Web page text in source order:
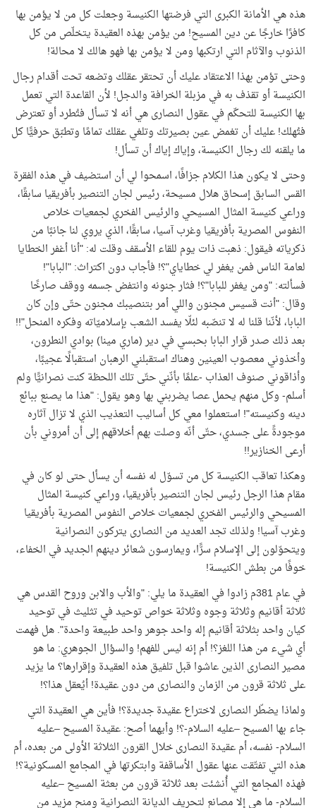
هذه هي الأمانة الكبرى التي فرضتها الكنيسة وجعلت كل من لا يؤمن بها
كافرًا خارجًا عن دين المسيح! من يؤمن بهذه العقيدة يتخلّص من كل
الذنوب والآثام التي ارتكبها ومن لا يؤمن بها فهو هالك لا محالة!
وحتى تؤمن بهذا الاعتقاد عليك أن تحتقر عقلك وتضعه تحت أقدام رجال
الكنيسة أو تقذف به في مزبلة الخرافة والدجل! لأن القاعدة التي تعمل
بها الكنيسة للتحكّم في عقول النصارى هي أنه لا تسأل فتُطرد أو تعترض
فتُهلك! عليك أن تغمض عين بصيرتك وتلغي عقلك تمامًا وتطبّق حرفيًّا كل
ما يلقنه لك رجال الكنيسة، وإياك إياك أن تسأل!
وحتى لا يكون هذا الكلام جزافًا، اسمحوا لي أن استضيف في هذه الفقرة
القس السابق إسحاق هلال مسيحة، رئيس لجان التنصير بأفريقيا سابقًا،
وراعي كنيسة المثال المسيحي والرئيس الفخري لجمعيات خلاص
النفوس المصرية بأفريقيا وغرب آسيا، سابقًا، الذي يروي لنا جانبًا من
ذكرياته فيقول: ذهبت ذات يوم للقاء الأسقف وقلت له: "أنا أغفر الخطايا
لعامة الناس فمن يغفر لي خطاياي"؟! فأجاب دون اكتراث: "البابا"!
فسألته: "ومن يغفر للبابا"؟! فثار جنونه وانتفض جسمه ووقف صارخًا
وقال: "أنت قسيس مجنون واللي أمر بتنصيبك مجنون حتّى وإن كان
البابا، لأنّنا قلنا له لا تنصّبه لئلّا يفسد الشعب بإسلاميّاته وفكره المنحل"!!
بعد ذلك صدر قرار البابا بحبسي في دير (ماري مينا) بوادي النطرون،
وأخذوني معصوب العينين وهناك استقبلني الرهبان استقبالًا عجيبًا،
وأذاقوني صنوف العذاب -علمًا بأنّني حتّى تلك اللحظة كنت نصرانيًّا ولم
أسلم- وكل منهم يحمل عصا يضربني بها وهو يقول: "هذا ما يصنع ببائع
دينه وكنيسته"! استعملوا معي كل أساليب التعذيب الذي لا تزال آثاره
موجودةً على جسدي، حتّى أنّه وصلت بهم أخلاقهم إلى أن أمروني بأن
أرعى الخنازير!!
وهكذا تعاقب الكنيسة كل من تسوّل له نفسه أن يسأل حتى لو كان في
مقام هذا الرجل رئيس لجان التنصير بأفريقيا، وراعي كنيسة المثال
المسيحي والرئيس الفخري لجمعيات خلاص النفوس المصرية بأفريقيا
وغرب آسيا! ولذلك تجد العديد من النصارى يتركون النصرانية
ويتحوّلون إلى الإسلام سرًّا، ويمارسون شعائر دينهم الجديد في الخفاء،
خوفًا من بطش الكنيسة!
في عام 381م زادوا في العقيدة ما يلي: "والأب والابن وروح القدس هي
ثلاثة أقانيم وثلاثة وجوه وثلاثة خواص توحيد في تثليث في توحيد
كيان واحد بثلاثة أقانيم إله واحد جوهر واحد طبيعة واحدة". هل فهمت
أي شيء من هذا اللغز؟! أم إنه ليس للفهم! والسؤال الجوهري: ما هو
مصير النصارى الذين عاشوا قبل تلفيق هذه العقيدة وإقرارها؟ ما يزيد
على ثلاثة قرون من الزمان والنصارى من دون عقيدة! أيُعقل هذا؟!
ولماذا يضطّر النصارى لاختراع عقيدة جديدة؟! فأين هي العقيدة التي
جاء بها المسيح –عليه السلام-؟! وأيهما أصح: عقيدة المسيح –عليه
السلام- نفسه، أم عقيدة النصارى خلال القرون الثلاثة الأولى من بعده، أم
هذه التي تفتّقت عنها عقول الأساقفة وابتكرتها في المجامع المسكونية؟!
فهذه المجامع التي أُنشئت بعد ثلاثة قرون من بعثة المسيح –عليه
السلام- ما هي إلا مصانع لتحريف الديانة النصرانية ومنح مزيد من